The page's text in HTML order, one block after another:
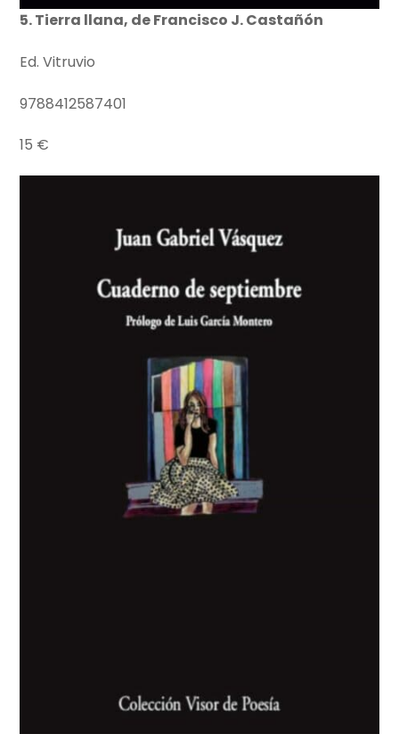
5. Tierra llana, de Francisco J. Castañón
Ed. Vitruvio
9788412587401
15 €